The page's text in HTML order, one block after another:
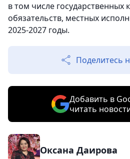
в том числе государственных
обязательств, местных
2025-2027 годы.
Поделитесь
Добавить в
читать
Оксана Даирова